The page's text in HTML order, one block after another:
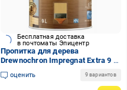
Бесплатная доставка
в почтоматы Эпицентр
Пропитка для дерева
Drewnochron Impregnat Extra 9 л
Натуральная сосна
(2790691594)
оценить 9 вариантов